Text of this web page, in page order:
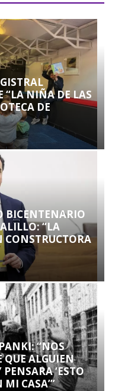
“LA NIÑA DE LAS
DE
BICENTENARIO
“LA
CONSTRUCTORA
“NOS
QUE ALGUIEN
‘ESTO
MI CASA’”